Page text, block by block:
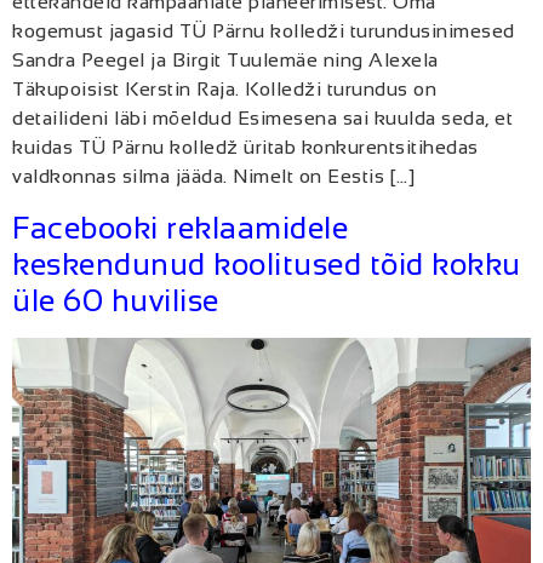
kogemust jagasid TÜ Pärnu kolledži turundusinimesed
Sandra Peegel ja Birgit Tuulemäe ning Alexela
Täkupoisist Kerstin Raja. Kolledži turundus on
detailideni läbi mõeldud Esimesena sai kuulda seda, et
kuidas TÜ Pärnu kolledž üritab konkurentsitihedas
valdkonnas silma jääda. Nimelt on Eestis […]
Facebooki reklaamidele
keskendunud koolitused tõid kokku
üle 60 huvilise